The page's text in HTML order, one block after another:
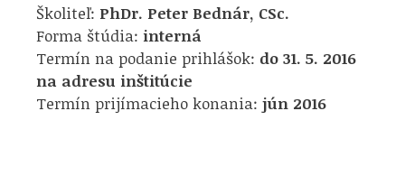
Školiteľ: PhDr. Peter Bednár, CSc.
Forma štúdia: interná
Termín na podanie prihlášok: do 31. 5. 2016
na adresu inštitúcie
Termín prijímacieho konania: jún 2016